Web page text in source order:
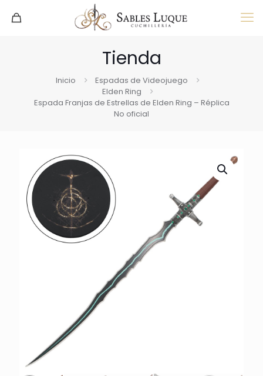
Tienda
Inicio
Espadas de Videojuego
Elden Ring
Espada Franjas de Estrellas de Elden Ring – Réplica
No oficial